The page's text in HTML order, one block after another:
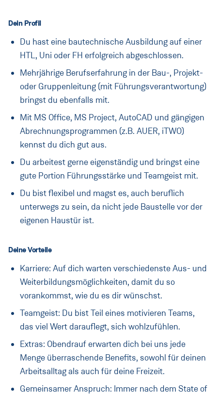
Dein Profil
Du hast eine bautechnische Ausbildung auf einer
HTL, Uni oder FH erfolgreich abgeschlossen.
Mehrjährige Berufserfahrung in der Bau-, Projekt-
oder Gruppenleitung (mit Führungsverantwortung)
bringst du ebenfalls mit.
Mit MS Office, MS Project, AutoCAD und gängigen
Abrechnungsprogrammen (z.B. AUER, iTWO)
kennst du dich gut aus.
Du arbeitest gerne eigenständig und bringst eine
gute Portion Führungsstärke und Teamgeist mit.
Du bist flexibel und magst es, auch beruflich
unterwegs zu sein, da nicht jede Baustelle vor der
eigenen Haustür ist.
Deine Vorteile
Karriere: Auf dich warten verschiedenste Aus- und
Weiterbildungsmöglichkeiten, damit du so
vorankommst, wie du es dir wünschst.
Teamgeist: Du bist Teil eines motivieren Teams,
das viel Wert darauflegt, sich wohlzufühlen.
Extras: Obendrauf erwarten dich bei uns jede
Menge überraschende Benefits, sowohl für deinen
Arbeitsalltag als auch für deine Freizeit.
Gemeinsamer Anspruch: Immer nach dem State of